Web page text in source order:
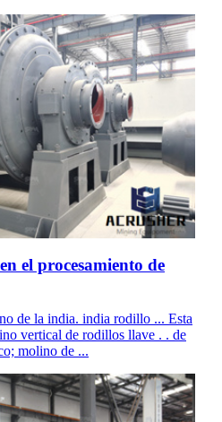
el procesamiento de
de la india. india rodillo ... Esta
vertical de rodillos llave . . de
molino de ...